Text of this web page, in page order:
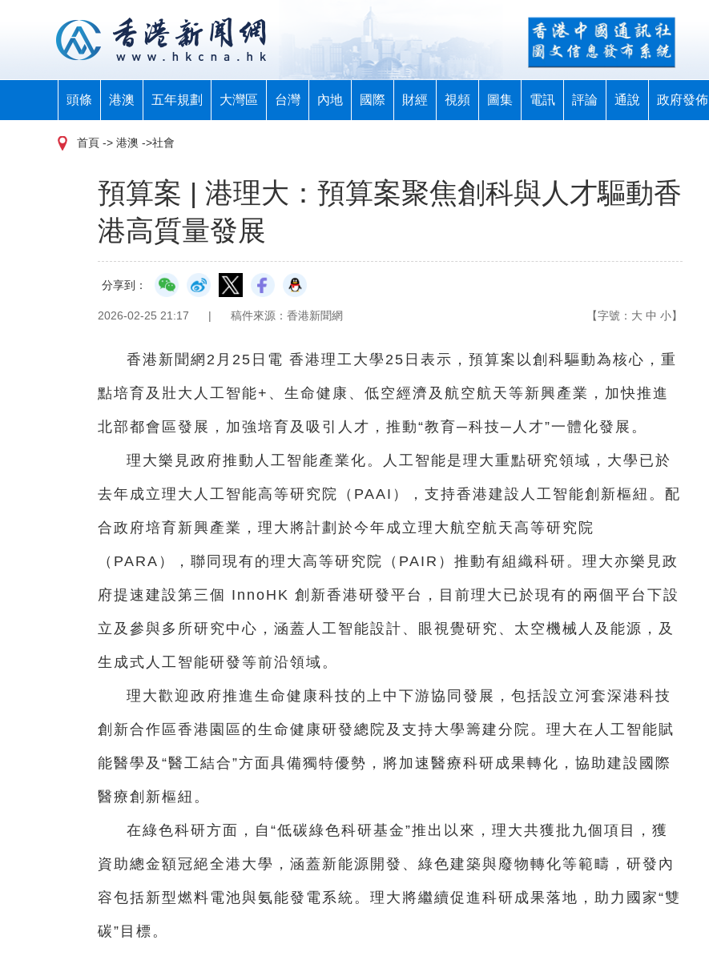
頭條 港澳 五年規劃 大灣區 台灣 內地 國際 財經 視頻 圖集 電訊 評論 通說 政府發佈
首頁 -> 港澳 ->社會
預算案 | 港理大：預算案聚焦創科與人才驅動香
港高質量發展
分享到：
2026-02-25 21:17 | 稿件來源：香港新聞網 【字號： 大 中 小】
香港新聞網2月25日電 香港理工大學25日表示，預算案以創科驅動為核心，重
點培育及壯大人工智能+、生命健康、低空經濟及航空航天等新興產業，加快推進
北部都會區發展，加強培育及吸引人才，推動“教育─科技─人才”一體化發展。
理大樂見政府推動人工智能產業化。人工智能是理大重點研究領域，大學已於
去年成立理大人工智能高等研究院（PAAI），支持香港建設人工智能創新樞紐。配
合政府培育新興產業，理大將計劃於今年成立理大航空航天高等研究院
（PARA），聯同現有的理大高等研究院（PAIR）推動有組織科研。理大亦樂見政
府提速建設第三個 InnoHK 創新香港研發平台，目前理大已於現有的兩個平台下設
立及參與多所研究中心，涵蓋人工智能設計、眼視覺研究、太空機械人及能源，及
生成式人工智能研發等前沿領域。
理大歡迎政府推進生命健康科技的上中下游協同發展，包括設立河套深港科技
創新合作區香港園區的生命健康研發總院及支持大學籌建分院。理大在人工智能賦
能醫學及“醫工結合”方面具備獨特優勢，將加速醫療科研成果轉化，協助建設國際
醫療創新樞紐。
在綠色科研方面，自“低碳綠色科研基金”推出以來，理大共獲批九個項目，獲
資助總金額冠絕全港大學，涵蓋新能源開發、綠色建築與廢物轉化等範疇，研發內
容包括新型燃料電池與氨能發電系統。理大將繼續促進科研成果落地，助力國家“雙
碳”目標。